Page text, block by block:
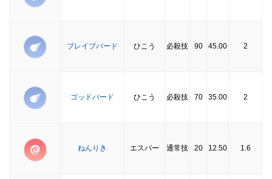
ブレイブバード ひこう 必殺技 90 45.00 2
ゴッドバード ひこう 必殺技 70 35.00 2
ねんりき エスパー 通常技 20 12.50 1.6